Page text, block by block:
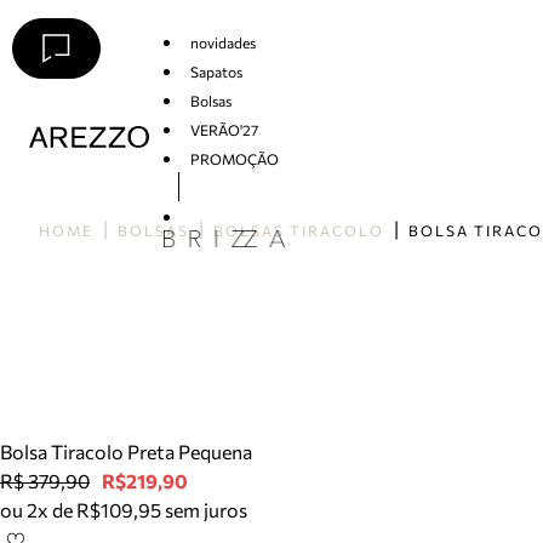
novidades
Sapatos
Bolsas
VERÃO'27
PROMOÇÃO
HOME BOLSAS BOLSAS TIRACOLO
Bolsa Tiracolo Preta Pequena
R$ 379,90 R$219,90
ou 2x de R$109,95 sem juros